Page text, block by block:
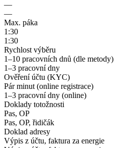
—
—
Max. páka
1:30
1:30
Rychlost výběru
1–10 pracovních dnů (dle metody)
1–3 pracovní dny
Ověření účtu (KYC)
Pár minut (online registrace)
1–3 pracovní dny (online)
Doklady totožnosti
Pas, OP
Pas, OP, řidičák
Doklad adresy
Výpis z účtu, faktura za energie